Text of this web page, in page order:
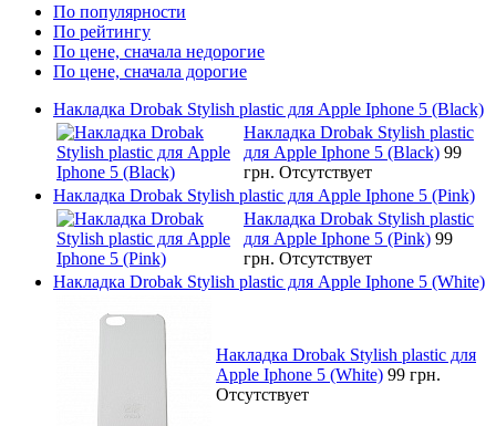
По популярности
По рейтингу
По цене, сначала недорогие
По цене, сначала дорогие
Накладка Drobak Stylish plastic для Apple Iphone 5 (Black)
Накладка Drobak Stylish plastic
для Apple Iphone 5 (Black) 99
грн. Отсутствует
Накладка Drobak Stylish plastic для Apple Iphone 5 (Pink)
Накладка Drobak Stylish plastic
для Apple Iphone 5 (Pink) 99
грн. Отсутствует
Накладка Drobak Stylish plastic для Apple Iphone 5 (White)
Накладка Drobak Stylish plastic для
Apple Iphone 5 (White) 99 грн.
Отсутствует